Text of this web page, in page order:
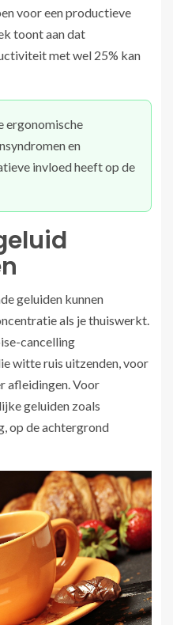
voor een productieve
toont aan dat
met wel 25% kan
ergonomische
en
invloed heeft op de
geluiden kunnen
als je thuiswerkt.
cancelling
witte ruis uitzenden, voor
afleidingen. Voor
geluiden zoals
op de achtergrond